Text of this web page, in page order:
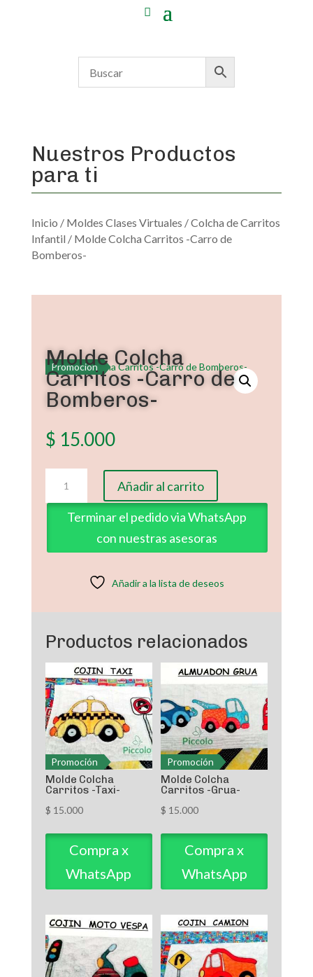
Nuestros Productos
para ti
Inicio / Moldes Clases Virtuales /Colcha de Carritos
Infantil / Molde Colcha Carritos -Carro de
Bomberos-
Promoción
Molde Colcha
Carritos -Carro de
Bomberos-
$ 15.000
Colcha
Carritos
de
Añadir al carrito
Terminar el pedido via WhatsApp
con nuestras asesoras
Añadir a la lista de deseos
Productos relacionados
Promoción
Molde Colcha
Carritos -Taxi-
$ 15.000
Compra x
WhatsApp
Promoción
Molde Colcha
Carritos -Grua-
$ 15.000
Compra x
WhatsApp